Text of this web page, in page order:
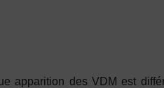
apparition des VDM est